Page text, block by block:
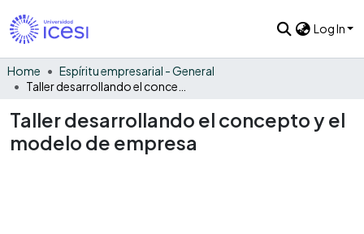
Log In
Home
Espíritu empresarial - General
Taller desarrollando el concepto y el
modelo de empresa